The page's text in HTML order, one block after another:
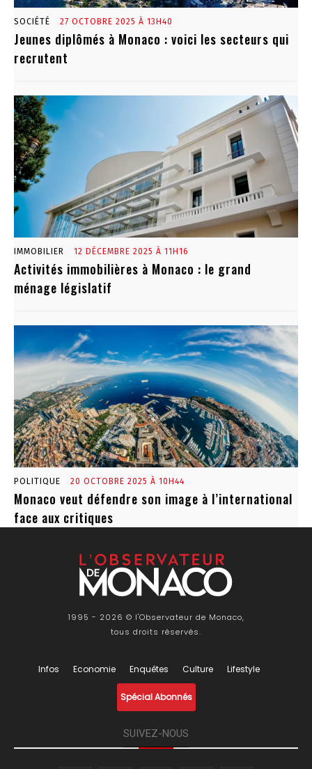
SOCIÉTÉ 27 OCTOBRE 2025 À 13H40
Jeunes diplômés à Monaco : voici les secteurs qui
recrutent
IMMOBILIER 12 DÉCEMBRE 2025 À 11H16
Activités immobilières à Monaco : le grand
ménage législatif
POLITIQUE 20 OCTOBRE 2025 À 10H44
Monaco veut défendre son image à l’international
face aux critiques
1995 - 2026 © l'Observateur de Monaco,
tous droits réservés.
Infos Economie Enquêtes Culture Lifestyle
Spécial Abonnés
SUIVEZ-NOUS